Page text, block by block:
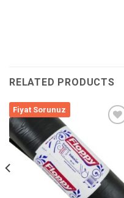
RELATED PRODUCTS
Fiyat Sorunuz